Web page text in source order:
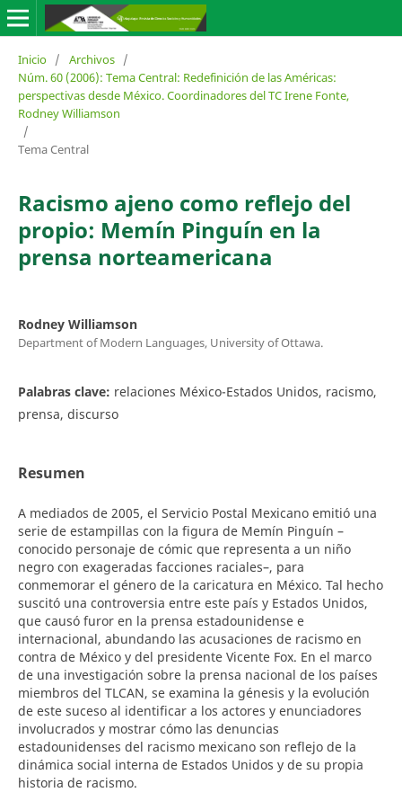
Inicio / Archivos /
Núm. 60 (2006): Tema Central: Redefinición de las Américas:
perspectivas desde México. Coordinadores del TC Irene Fonte,
Rodney Williamson
/
Tema Central
Racismo ajeno como reflejo del
propio: Memín Pinguín en la
prensa norteamericana
Rodney Williamson
Department of Modern Languages, University of Ottawa.
Palabras clave: relaciones México-Estados Unidos, racismo,
prensa, discurso
Resumen
A mediados de 2005, el Servicio Postal Mexicano emitió una
serie de estampillas con la figura de Memín Pinguín –
conocido personaje de cómic que representa a un niño
negro con exageradas facciones raciales–, para
conmemorar el género de la caricatura en México. Tal hecho
suscitó una controversia entre este país y Estados Unidos,
que causó furor en la prensa estadounidense e
internacional, abundando las acusaciones de racismo en
contra de México y del presidente Vicente Fox. En el marco
de una investigación sobre la prensa nacional de los países
miembros del TLCAN, se examina la génesis y la evolución
de este suceso al identificar a los actores y enunciadores
involucrados y mostrar cómo las denuncias
estadounidenses del racismo mexicano son reflejo de la
dinámica social interna de Estados Unidos y de su propia
historia de racismo.